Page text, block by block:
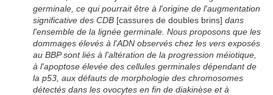
germinale, ce qui pourrait être à l'origine de l'augmentation
significative des CDB [cassures de doubles brins]dans
l'ensemble de la lignée germinale. Nous proposons que les
dommages élevés à l'ADN observés chez les vers exposés
au BBP sont liés à l'altération de la progression méiotique,
à l'apoptose élevée des cellules germinales dépendant de
la p53, aux défauts de morphologie des chromosomes
détectés dans les ovocytes en fin de diakinèse et à